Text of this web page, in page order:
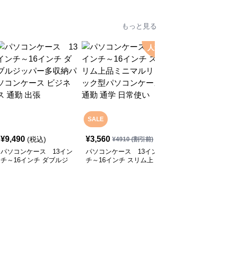
もっと見る
¥9,490 (税込)
パソコンケース 13イン
チ～16インチ ダブルジ
SALE
人気
¥3,560 ¥4910(割引前)
パソコンケース 13イン
チ～16インチ スリム上